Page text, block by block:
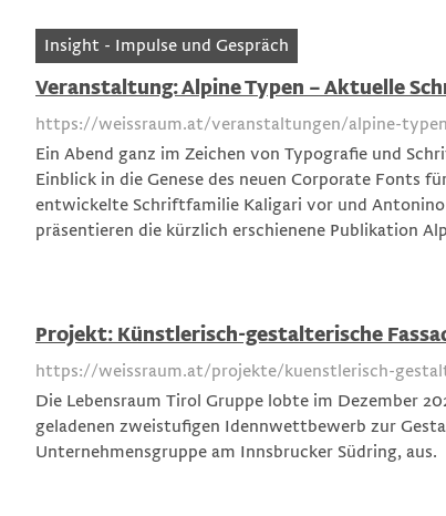
Insight - Impulse und Gespräch
Veranstaltung: Alpine Typen – Aktuelle
https://weissraum.at/veranstaltungen/alpine-
Ein Abend ganz im Zeichen von Typografie und
Einblick in die Genese des neuen Corporate Fonts
entwickelte Schriftfamilie Kaligari vor und
präsentieren die kürzlich erschienene Publikation
Projekt: Künstlerisch-gestalterische
https://weissraum.at/projekte/kuenstlerisch-
Die Lebensraum Tirol Gruppe lobte im Dezember
geladenen zweistufigen Idennwettbewerb zur
Unternehmensgruppe am Innsbrucker Südring, aus.